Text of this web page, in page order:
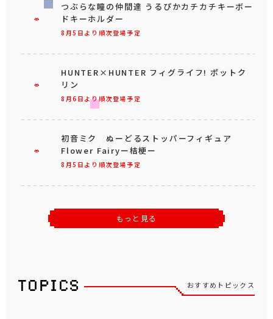
8月5日より順次登場予定
つぶらな瞳の仲間達 うるぴかカチカチキーボー
ドキーホルダー
8月6日より順次登場予定
HUNTER×HUNTER フィグライフ! ポットク
リン
8月5日より順次登場予定
初音ミク ぬーどるストッパーフィギュア
Flower Fairyー桔梗ー
もっと見る
おすすめトピックス